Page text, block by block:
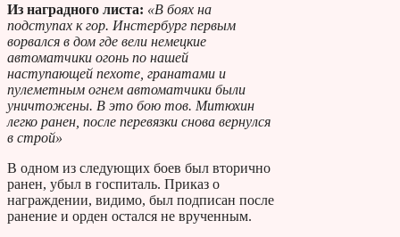
Из наградного листа: «В боях на
подступах к гор. Инстербург первым
ворвался в дом где вели немецкие
автоматчики огонь по нашей
наступающей пехоте, гранатами и
пулеметным огнем автоматчики были
уничтожены. В это бою тов. Митюхин
легко ранен, после перевязки снова вернулся
в строй»
В одном из следующих боев был вторично
ранен, убыл в госпиталь. Приказ о
награждении, видимо, был подписан после
ранение и орден остался не врученным.